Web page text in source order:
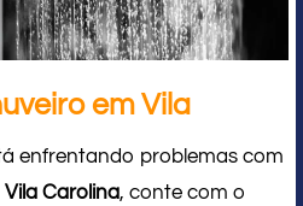
em Vila
enfrentando problemas com
Vila Carolina, conte com o